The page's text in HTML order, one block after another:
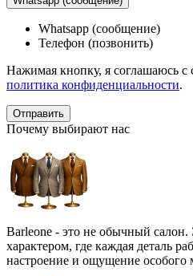
Whatsapp (сообщение)
Телефон (позвонить)
Нажимая кнопку, я соглашаюсь с
политика конфиденциальности.
Почему выбирают нас
Barleone - это не обычный салон.
характером, где каждая деталь
настроение и ощущение особого